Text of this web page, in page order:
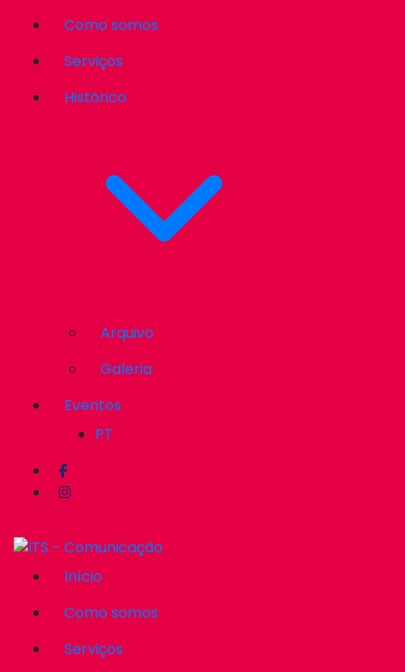
Como somos
Serviços
Histórico
Arquivo
Galeria
Eventos
PT
Início
Como somos
Serviços